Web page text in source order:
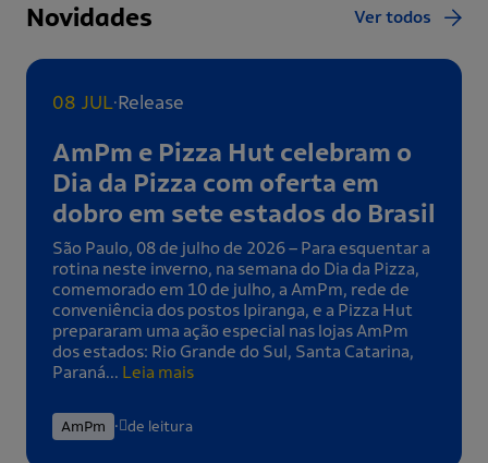
Novidades Ver todos
08 JUL.Release
AmPm e Pizza Hut celebram o
Dia da Pizza com oferta em
dobro em sete estados do Brasil
São Paulo, 08 de julho de 2026 – Para esquentar a
rotina neste inverno, na semana do Dia da Pizza,
comemorado em 10 de julho, a AmPm, rede de
conveniência dos postos Ipiranga, e a Pizza Hut
prepararam uma ação especial nas lojas AmPm
dos estados: Rio Grande do Sul, Santa Catarina,
Paraná... Leia mais
AmPm . de leitura